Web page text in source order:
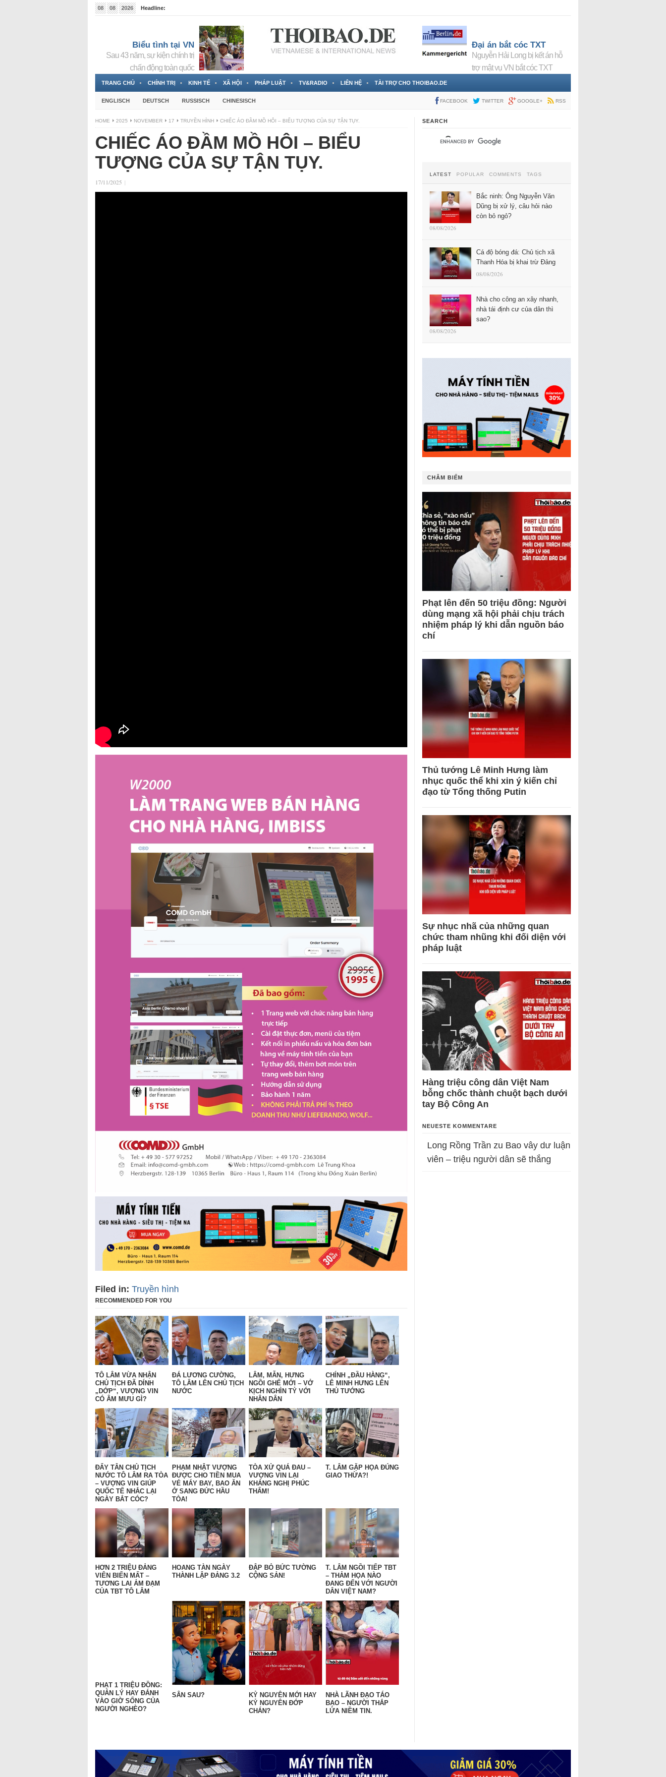
08 08 2026
Headline:
Biểu tình tại VN
Sau 43 năm, sự kiện chính trị
chấn động toàn quốc
Đại án bắt cóc TXT
Nguyễn Hải Long bị kết án hỗ
trợ mật vụ VN bắt cóc TXT
TRANG CHỦ CHÍNH TRỊ KINH TẾ XÃ HỘI PHÁP LUẬT TV&RADIO LIÊN HỆ TÀI TRỢ CHO THOIBAO.DE
ENGLISCH DEUTSCH RUSSISCH CHINESISCH FACEBOOK TWITTER GOOGLE+ RSS
HOME 2025 NOVEMBER 17 TRUYỀN HÌNH CHIẾC ÁO ĐẦM MỒ HÔI – BIỂU TƯỢNG CỦA SỰ TẬN TỤY.
CHIẾC ÁO ĐẦM MỒ HÔI – BIỂU
TƯỢNG CỦA SỰ TẬN TỤY.
17/11/2025 |
Filed in: Truyền hình
RECOMMENDED FOR YOU
TÔ LÂM VỪA NHẬN
CHỦ TỊCH ĐÃ DÍNH
„DỚP“, VƯỢNG VIN
CÓ ÂM MƯU GÌ?
ĐÁ LƯƠNG CƯỜNG,
TÔ LÂM LÊN CHỦ TỊCH
NƯỚC
LÂM, MẪN, HƯNG
NGỒI GHẾ MỚI – VỞ
KỊCH NGHÌN TỶ VỚI
NHÂN DÂN
CHÍNH „ĐẦU HÀNG“,
LÊ MINH HƯNG LÊN
THỦ TƯỚNG
ĐẨY TÂN CHỦ TỊCH
NƯỚC TÔ LÂM RA TÒA
– VƯỢNG VIN GIÚP
QUỐC TẾ NHẮC LẠI
NGÀY BẮT CÓC?
PHẠM NHẬT VƯỢNG
ĐƯỢC CHO TIỀN MUA
VÉ MÁY BAY, BAO ĂN
Ở SANG ĐỨC HẦU
TÒA!
TÒA XỬ QUÁ ĐAU –
VƯỢNG VIN LẠI
KHÁNG NGHỊ PHÚC
THẨM!
T. LÂM GẶP HỌA ĐÚNG
GIAO THỪA?!
HƠN 2 TRIỆU ĐẢNG
VIÊN BIẾN MẤT –
TƯƠNG LAI ẢM ĐẠM
CỦA TBT TÔ LÂM
HOANG TÀN NGÀY
THÀNH LẬP ĐẢNG 3.2
ĐẬP BỎ BỨC TƯỜNG
CỘNG SẢN!
T. LÂM NGỒI TIẾP TBT
– THẢM HỌA NÀO
ĐANG ĐẾN VỚI NGƯỜI
DÂN VIỆT NAM?
PHẠT 1 TRIỆU ĐỒNG:
QUẢN LÝ HAY ĐÁNH
VÀO GIỜ SỐNG CỦA
NGƯỜI NGHÈO?
SÂN SAU?
KỶ NGUYÊN MỚI HAY
KỶ NGUYÊN ĐỚP
CHÁN?
NHÀ LÃNH ĐẠO TÁO
BẠO – NGƯỜI THẮP
LỬA NIỀM TIN.
SEARCH
LATEST POPULAR COMMENTS TAGS
Bắc ninh: Ông Nguyễn Văn
Dũng bị xử lý, câu hỏi nào
còn bỏ ngỏ?
08/08/2026
Cá độ bóng đá: Chủ tịch xã
Thanh Hóa bị khai trừ Đảng
08/08/2026
Nhà cho công an xây nhanh,
nhà tái định cư của dân thì
sao?
08/08/2026
CHÂM BIẾM
Phạt lên đến 50 triệu đồng: Người
dùng mạng xã hội phải chịu trách
nhiệm pháp lý khi dẫn nguồn báo
chí
Thủ tướng Lê Minh Hưng làm
nhục quốc thể khi xin ý kiến chỉ
đạo từ Tổng thống Putin
Sự nhục nhã của những quan
chức tham nhũng khi đối diện với
pháp luật
Hàng triệu công dân Việt Nam
bỗng chốc thành chuột bạch dưới
tay Bộ Công An
NEUESTE KOMMENTARE
Long Rồng Trần zu Bao vây dư luận
viên – triệu người dân sẽ thắng